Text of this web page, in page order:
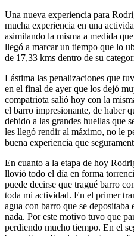
Una nueva experiencia para
mucha experiencia en una
asimilando la misma a medida
llegó a marcar un tiempo que lo
de 17,33 kms dentro de su
Lástima las penalizaciones que
en el final de ayer que los dejó
compatriota salió hoy con la
el barro impresionante, de haber
debido a las grandes huellas que
les llegó rendir al máximo, no le
buena experiencia que
En cuanto a la etapa de hoy
llovió todo el día en forma
puede decirse que tragué barro
toda mi actividad. En el primer
agua con barro que se
nada. Por este motivo tuvo que
perdiendo mucho tiempo. En el